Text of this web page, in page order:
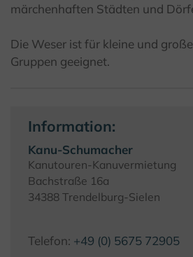
märchenhaften Städten und
Die Weser ist für kleine und
Gruppen geeignet.
Information:
Kanu-Schumacher
Kanutouren-Kanuvermietung
Bachstraße 16a
34388 Trendelburg-Sielen
Telefon: +49 (0) 5675 72905